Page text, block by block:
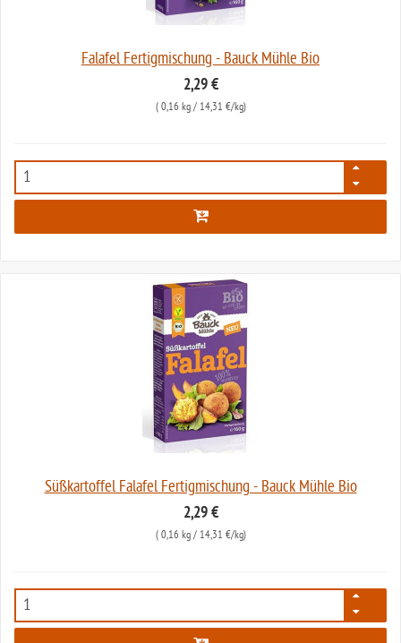
Falafel Fertigmischung - Bauck Mühle Bio
2,29 €
( 0,16 kg/ 14,31 €/kg)
126
Süßkartoffel Falafel Fertigmischung - Bauck Mühle Bio
2,29 €
( 0,16 kg/ 14,31 €/kg)
7089